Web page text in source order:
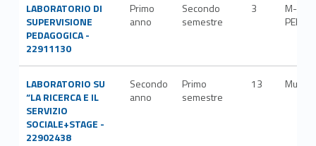
LABORATORIO DI
SUPERVISIONE
PEDAGOGICA -
22911130
Primo
anno
Secondo
semestre
3
M-
PED/
LABORATORIO SU
“LA RICERCA E IL
SERVIZIO
SOCIALE+STAGE -
22902438
Secondo
anno
Primo
semestre
13